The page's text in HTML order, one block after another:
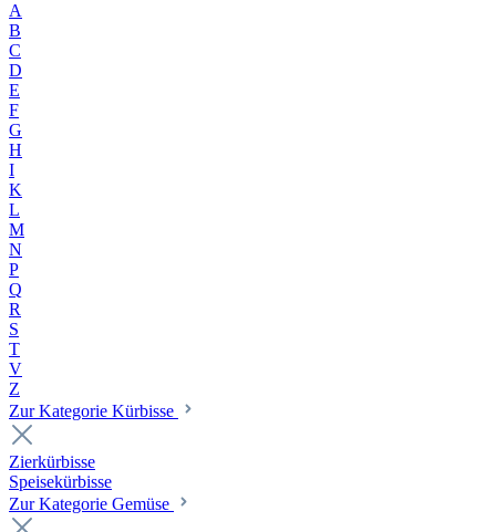
A
B
C
D
E
F
G
H
I
K
L
M
N
P
Q
R
S
T
V
Z
Zur Kategorie Kürbisse
Zierkürbisse
Speisekürbisse
Zur Kategorie Gemüse